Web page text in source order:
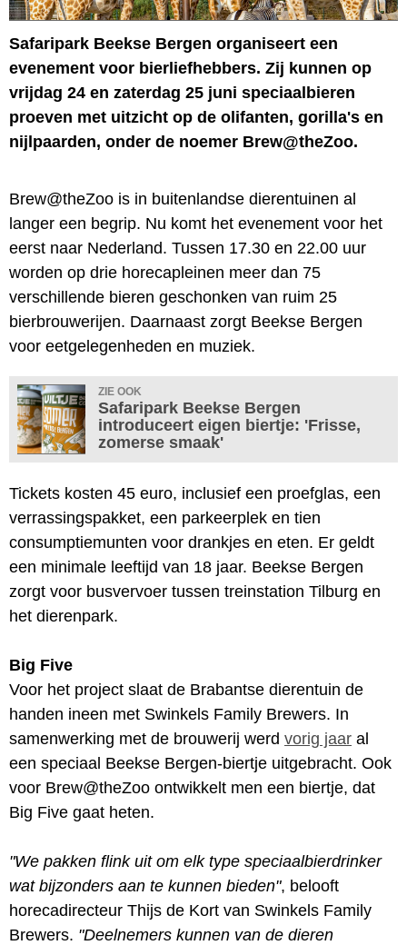
Safaripark Beekse Bergen organiseert een
evenement voor bierliefhebbers. Zij kunnen op
vrijdag 24 en zaterdag 25 juni speciaalbieren
proeven met uitzicht op de olifanten, gorilla's en
nijlpaarden, onder de noemer Brew@theZoo.
Brew@theZoo is in buitenlandse dierentuinen al
langer een begrip. Nu komt het evenement voor het
eerst naar Nederland. Tussen 17.30 en 22.00 uur
worden op drie horecapleinen meer dan 75
verschillende bieren geschonken van ruim 25
bierbrouwerijen. Daarnaast zorgt Beekse Bergen
voor eetgelegenheden en muziek.
ZIE OOK
Safaripark Beekse Bergen
introduceert eigen biertje: 'Frisse,
zomerse smaak'
Tickets kosten 45 euro, inclusief een proefglas, een
verrassingspakket, een parkeerplek en tien
consumptiemunten voor drankjes en eten. Er geldt
een minimale leeftijd van 18 jaar. Beekse Bergen
zorgt voor busvervoer tussen treinstation Tilburg en
het dierenpark.
Big Five
Voor het project slaat de Brabantse dierentuin de
handen ineen met Swinkels Family Brewers. In
samenwerking met de brouwerij werd vorig jaar al
een speciaal Beekse Bergen-biertje uitgebracht. Ook
voor Brew@theZoo ontwikkelt men een biertje, dat
Big Five gaat heten.
"We pakken flink uit om elk type speciaalbierdrinker
wat bijzonders aan te kunnen bieden", belooft
horecadirecteur Thijs de Kort van Swinkels Family
Brewers. "Deelnemers kunnen van de dieren